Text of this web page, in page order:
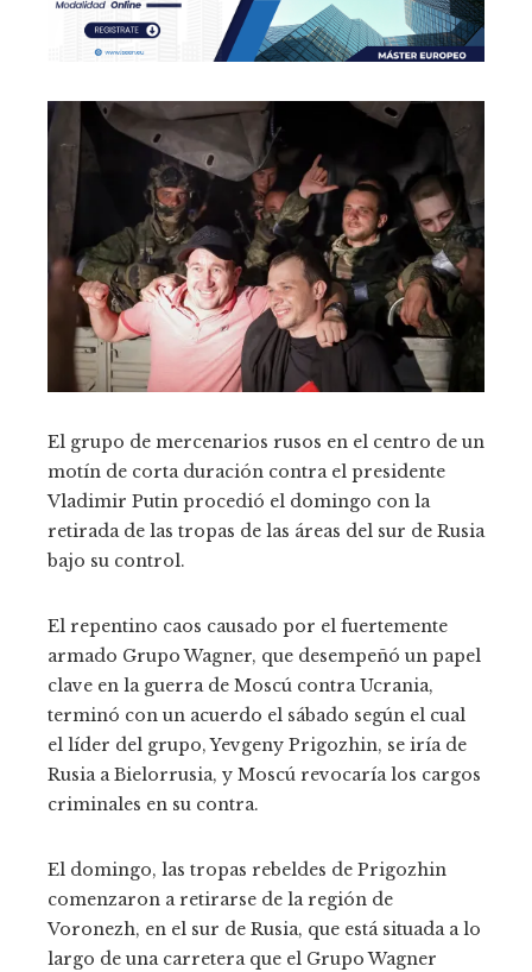
El grupo de mercenarios rusos en el centro de un
motín de corta duración contra el presidente
Vladimir Putin procedió el domingo con la
retirada de las tropas de las áreas del sur de Rusia
bajo su control.
El repentino caos causado por el fuertemente
armado Grupo Wagner, que desempeñó un papel
clave en la guerra de Moscú contra Ucrania,
terminó con un acuerdo el sábado según el cual
el líder del grupo, Yevgeny Prigozhin, se iría de
Rusia a Bielorrusia, y Moscú revocaría los cargos
criminales en su contra.
El domingo, las tropas rebeldes de Prigozhin
comenzaron a retirarse de la región de
Voronezh, en el sur de Rusia, que está situada a lo
largo de una carretera que el Grupo Wagner